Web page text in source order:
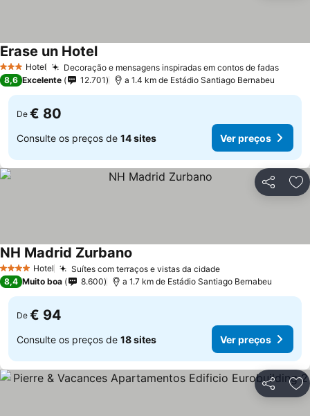
3 EstrelasHotel Decoração e mensagens inspiradas em contos de fadasVer
Erase un HotelVer preços
8,6 Excelente 12.701 a 1.4 km de Estádio Santiago Bernabeu
De € 80
Consulte os preços de 14 sites Ver preços
Partilhar
4 EstrelasHotel Suítes com terraços e vistas da cidadeVer preços
NH Madrid Zurbano
8,4 Muito boa 8.600 a 1.7 km de Estádio Santiago Bernabeu
De € 94
Consulte os preços de 18 sites Ver preços
Partilhar